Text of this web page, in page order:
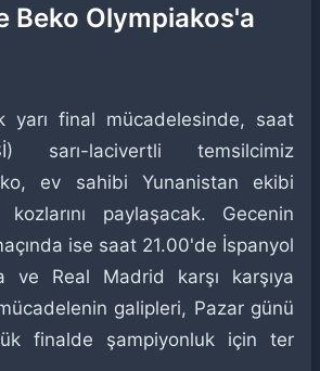
Beko Olympiakos'a
yarı final mücadelesinde, saat
sarı-lacivertli temsilcimiz
ev sahibi Yunanistan ekibi
paylaşacak. Gecenin
ise saat 21.00'de İspanyol
ve Real Madrid karşı karşıya
galipleri, Pazar günü
finalde şampiyonluk için ter